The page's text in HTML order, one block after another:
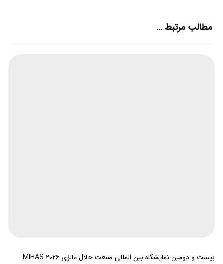
مطالب مرتبط ...
بیست و دومین نمایشگاه بین المللی صنعت حلال مالزی MIHAS ۲۰۲۶